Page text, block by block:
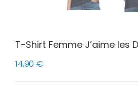
T-Shirt Femme J’aime les
14,90€